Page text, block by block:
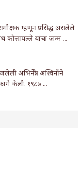
म्हणून प्रसिद्ध असलेले
कोत्तापल्ले यांचा जन्म ...
अभिनेत्री. अश्विनींने
केली. १९८७ ...